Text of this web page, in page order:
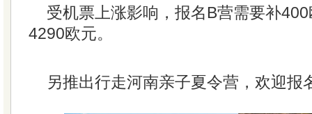
受机票上涨影响，报名B营需要补
4290欧元。
另推出行走河南亲子夏令营，欢迎报